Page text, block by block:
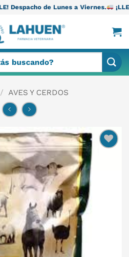
a Viernes. ¡LLEGAMOS A
/ AVES Y CERDOS